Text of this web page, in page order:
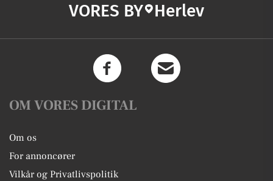
VORES BY Herlev
OM VORES DIGITAL
Om os
For annoncører
Vilkår og Privatlivspolitik